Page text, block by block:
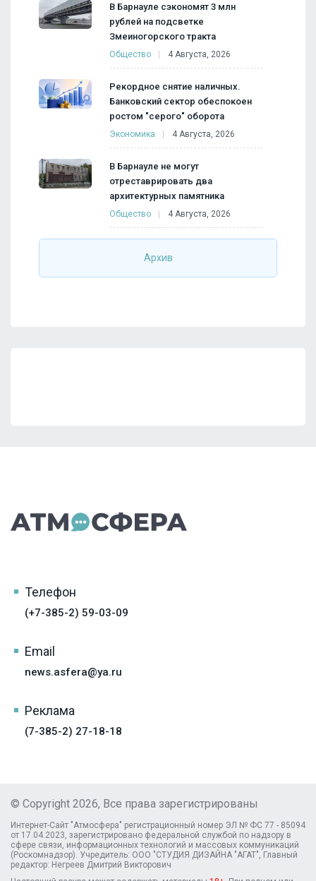
В Барнауле сэкономят 3 млн
рублей на подсветке
Змеиногорского тракта
Общество 4 Августа, 2026
Рекордное снятие наличных.
Банковский сектор обеспокоен
ростом "серого" оборота
Экономика 4 Августа, 2026
В Барнауле не могут
отреставрировать два
архитектурных памятника
Общество 4 Августа, 2026
Архив
Телефон
(+7-385-2) 59-03-09
Email
news.asfera@ya.ru
Реклама
(7-385-2) 27-18-18
© Copyright 2026, Все права зарегистрированы
Интернет-Сайт "Атмосфера" регистрационный номер ЭЛ № ФС 77 - 85094
от 17.04.2023, зарегистрировано федеральной службой по надзору в
сфере связи, информационных технологий и массовых коммуникаций
(Роскомнадзор). Учредитель: ООО "СТУДИЯ ДИЗАЙНА "АГАТ", Главный
редактор: Негреев Дмитрий Викторович